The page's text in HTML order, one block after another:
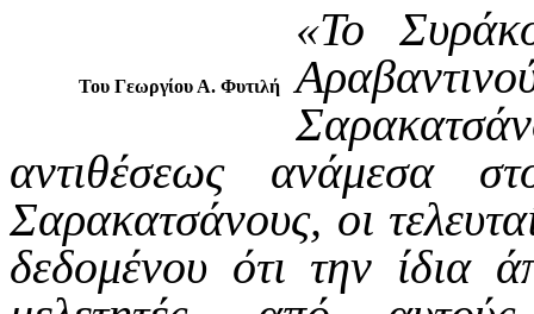
Του Γεωργίου Α. Φυτιλή
«Το
αντιθέσεως ανάμεσα
Σαρακατσάνους, οι
δεδομένου ότι την ίδια